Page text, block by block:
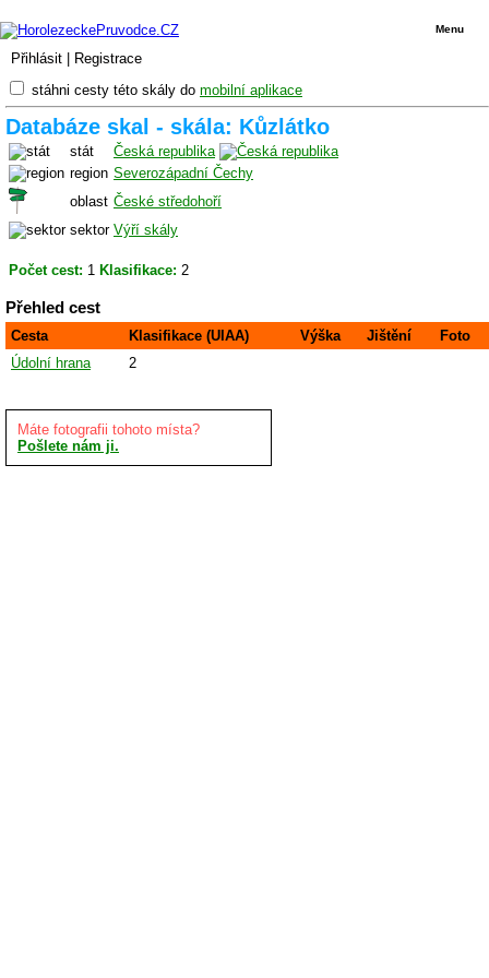
Přihlásit Registrace
Menu
stáhni cesty této skály do mobilní aplikace
Databáze skal - skála: Kůzlátko
stát
Česká republika
region Severozápadní Čechy
oblast České středohoří
sektor Výří skály
Počet cest: 1 Klasifikace: 2
Přehled cest
Cesta Klasifikace (UIAA) Výška Jištění
Foto
Údolní hrana
2
Máte fotografii tohoto místa?
Pošlete nám ji.